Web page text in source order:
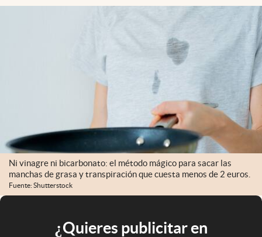
Ni vinagre ni bicarbonato: el método mágico para sacar las
manchas de grasa y transpiración que cuesta menos de 2 euros.
Fuente: Shutterstock
¿Quieres publicitar en